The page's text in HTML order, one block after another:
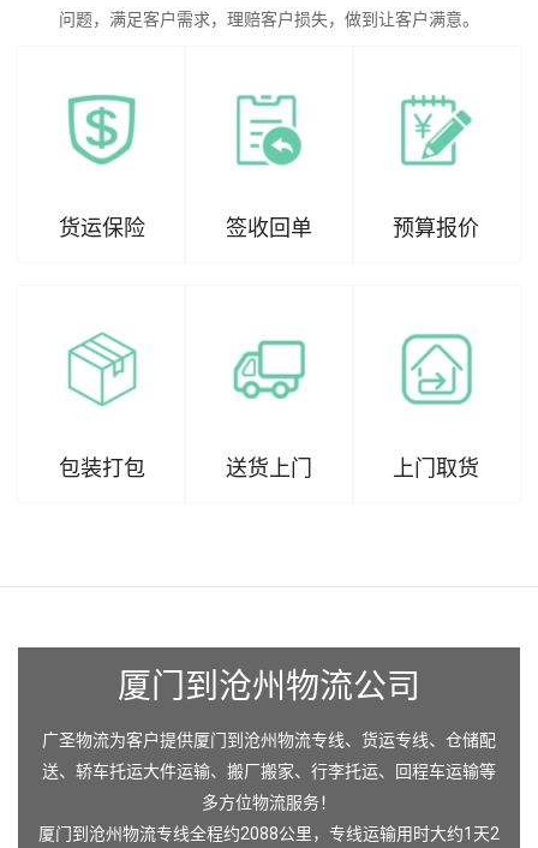
问题，满足客户需求，理赔客户损失，做到让客户满意。
货运保险 签收回单 预算报价
包装打包 送货上门 上门取货
厦门到沧州物流公司
广圣物流为客户提供厦门到沧州物流专线、货运专线、仓储配
送、轿车托运大件运输、搬厂搬家、行李托运、回程车运输等
多方位物流服务！
厦门到沧州物流专线全程约2088公里，专线运输用时大约1天2